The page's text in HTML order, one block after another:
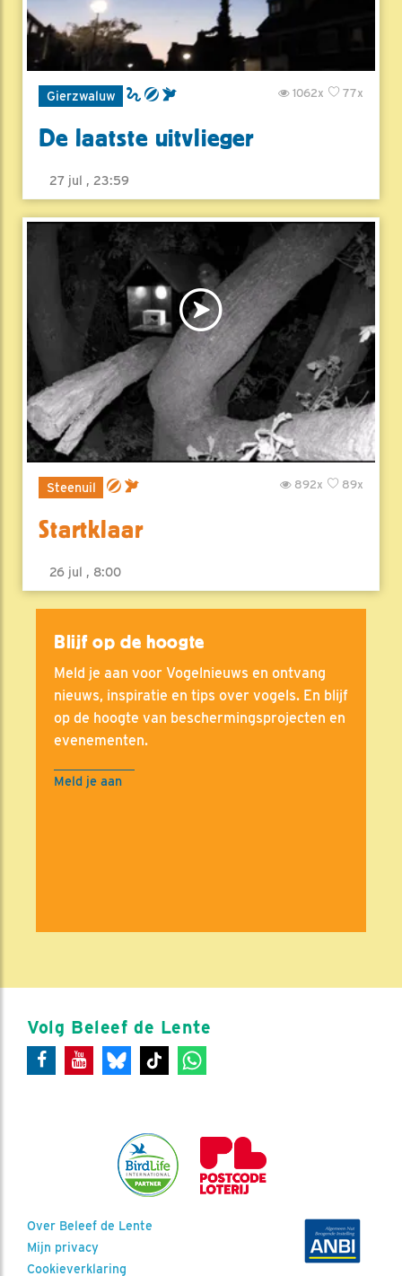
Gierzwaluw 77x
1062x
De laatste uitvlieger
27 jul , 23:59
Steenuil 89x
892x
Startklaar
26 jul , 8:00
Blijf op de hoogte
Meld je aan voor Vogelnieuws en ontvang
nieuws, inspiratie en tips over vogels. En blijf
op de hoogte van beschermingsprojecten en
evenementen.
Meld je aan
Volg Beleef de Lente
Over Beleef de Lente
Mijn privacy
Cookieverklaring